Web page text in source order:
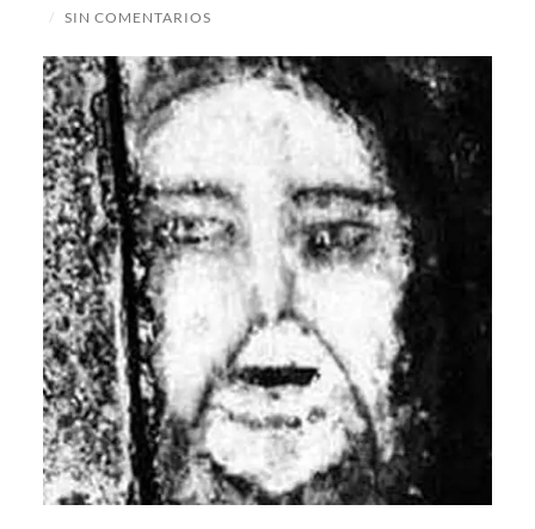
/ SIN COMENTARIOS